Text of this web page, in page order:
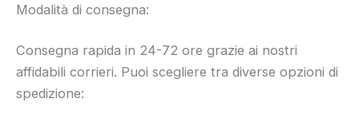
Modalità di consegna:
Consegna rapida in 24-72 ore grazie ai nostri
affidabili corrieri. Puoi scegliere tra diverse opzioni di
spedizione: